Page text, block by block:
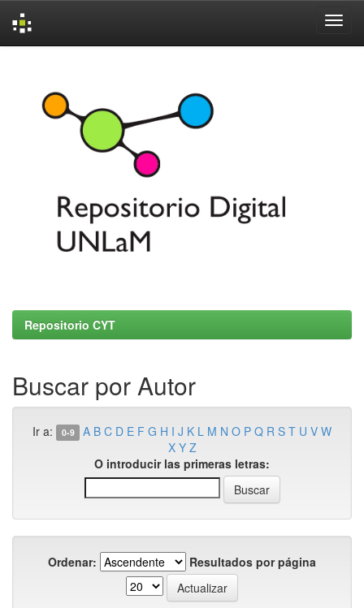
Repositorio CYT
Buscar por Autor
Ir a: 0-9 A B C D E F G H I J K L M N O P Q R S T U V W
X Y Z
O introducir las primeras letras:
Ordenar: Resultados por página